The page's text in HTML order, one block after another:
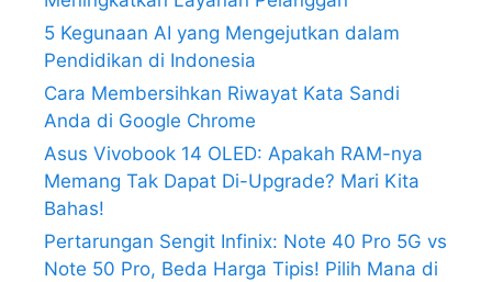
5 Kegunaan AI yang Mengejutkan dalam
Pendidikan di Indonesia
Cara Membersihkan Riwayat Kata Sandi
Anda di Google Chrome
Asus Vivobook 14 OLED: Apakah RAM-nya
Memang Tak Dapat Di-Upgrade? Mari Kita
Bahas!
Pertarungan Sengit Infinix: Note 40 Pro 5G vs
Note 50 Pro, Beda Harga Tipis! Pilih Mana di